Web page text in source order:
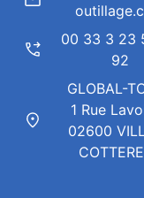
00 33 3 23
92
GLOBAL-
1 Rue
02600